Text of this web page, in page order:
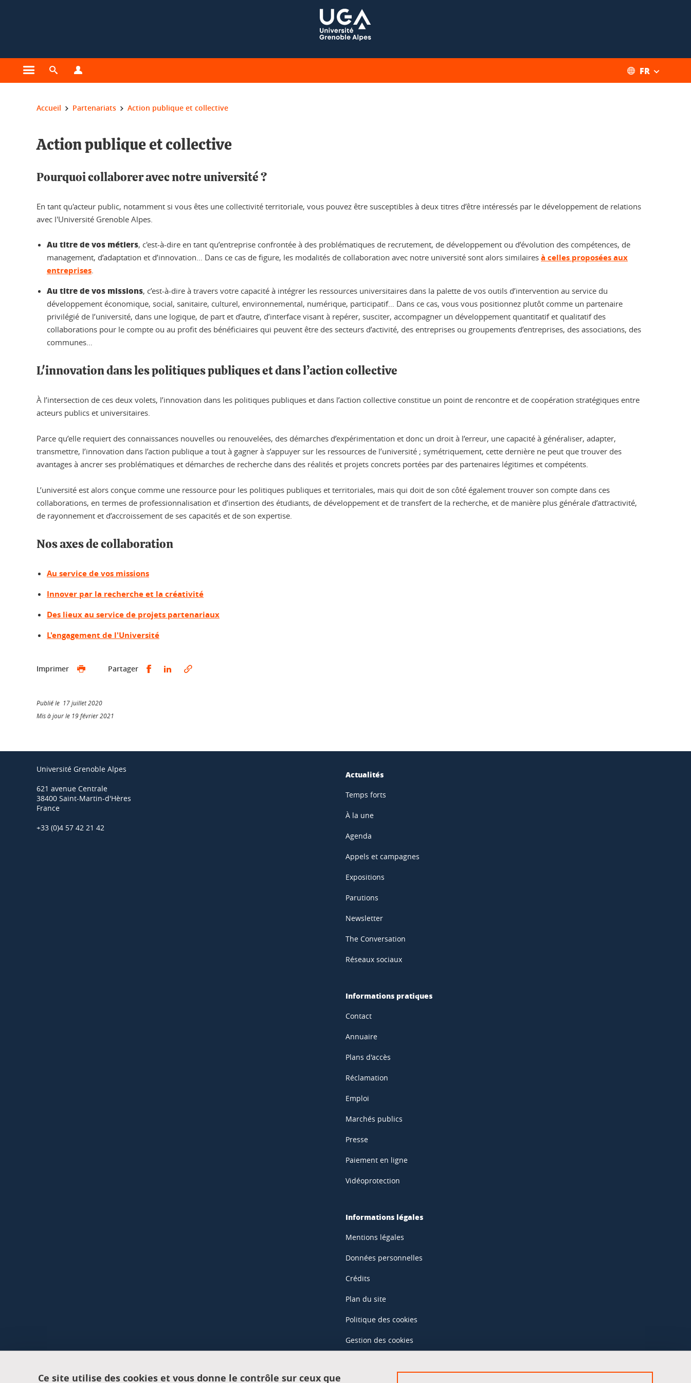
Ouvrir le menu principal
Ouvrir le moteur de recherche FR
Vous êtes ici :
Accueil Partenariats Action publique et collective
Action publique et collective
Pourquoi collaborer avec notre université ?
En tant qu'acteur public, notamment si vous êtes une collectivité territoriale, vous pouvez être susceptibles à deux titres d’être intéressés par le développement de relations
avec l'Université Grenoble Alpes.
Au titre de vos métiers, c'est-à-dire en tant qu’entreprise confrontée à des problématiques de recrutement, de développement ou d’évolution des compétences, de
management, d’adaptation et d’innovation… Dans ce cas de figure, les modalités de collaboration avec notre université sont alors similaires à celles proposées aux
entreprises.
Au titre de vos missions, c’est-à-dire à travers votre capacité à intégrer les ressources universitaires dans la palette de vos outils d’intervention au service du
développement économique, social, sanitaire, culturel, environnemental, numérique, participatif… Dans ce cas, vous vous positionnez plutôt comme un partenaire
privilégié de l’université, dans une logique, de part et d’autre, d’interface visant à repérer, susciter, accompagner un développement quantitatif et qualitatif des
collaborations pour le compte ou au profit des bénéficiaires qui peuvent être des secteurs d’activité, des entreprises ou groupements d’entreprises, des associations, des
communes…
L'innovation dans les politiques publiques et dans l’action collective
À l’intersection de ces deux volets, l’innovation dans les politiques publiques et dans l’action collective constitue un point de rencontre et de coopération stratégiques entre
acteurs publics et universitaires.
Parce qu’elle requiert des connaissances nouvelles ou renouvelées, des démarches d’expérimentation et donc un droit à l’erreur, une capacité à généraliser, adapter,
transmettre, l’innovation dans l’action publique a tout à gagner à s’appuyer sur les ressources de l’université ; symétriquement, cette dernière ne peut que trouver des
avantages à ancrer ses problématiques et démarches de recherche dans des réalités et projets concrets portées par des partenaires légitimes et compétents.
L’université est alors conçue comme une ressource pour les politiques publiques et territoriales, mais qui doit de son côté également trouver son compte dans ces
collaborations, en termes de professionnalisation et d’insertion des étudiants, de développement et de transfert de la recherche, et de manière plus générale d’attractivité,
de rayonnement et d’accroissement de ses capacités et de son expertise.
Nos axes de collaboration
Au service de vos missions
Innover par la recherche et la créativité
Des lieux au service de projets partenariaux
L'engagement de l'Université
Imprimer Partager Partager sur Facebook
Partager sur LinkedIn
Publié le 17 juillet 2020
Mis à jour le 19 février 2021
Université Grenoble Alpes
621 avenue Centrale
38400 Saint-Martin-d'Hères
France
+33 (0)4 57 42 21 42
Actualités
Temps forts
À la une
Agenda
Appels et campagnes
Expositions
Parutions
Newsletter
The Conversation
Réseaux sociaux
Informations pratiques
Contact
Annuaire
Plans d'accès
Réclamation
Emploi
Marchés publics
Presse
Paiement en ligne
Vidéoprotection
Informations légales
Mentions légales
Données personnelles
Crédits
Plan du site
Politique des cookies
Gestion des cookies
Ce site utilise des cookies et vous donne le contrôle sur ceux que